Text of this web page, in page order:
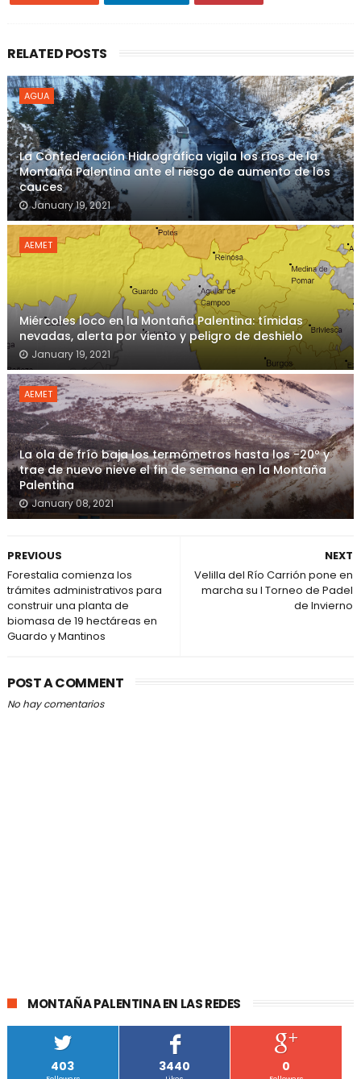
RELATED POSTS
AGUA
La Confederación Hidrográfica vigila los ríos de la
Montaña Palentina ante el riesgo de aumento de los
cauces
January 19, 2021
AEMET
Miércoles loco en la Montaña Palentina: tímidas
nevadas, alerta por viento y peligro de deshielo
January 19, 2021
AEMET
La ola de frío baja los termómetros hasta los -20º y
trae de nuevo nieve el fin de semana en la Montaña
Palentina
January 08, 2021
NEXT
Velilla del Río Carrión pone en
marcha su I Torneo de Padel
de Invierno
PREVIOUS
Forestalia comienza los
trámites administrativos para
construir una planta de
biomasa de 19 hectáreas en
Guardo y Mantinos
POST A COMMENT
No hay comentarios
MONTAÑA PALENTINA EN LAS REDES
403 3440 0